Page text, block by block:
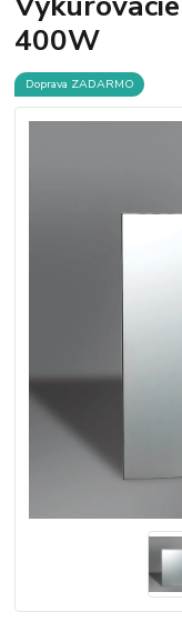
400W
Doprava ZADARMO